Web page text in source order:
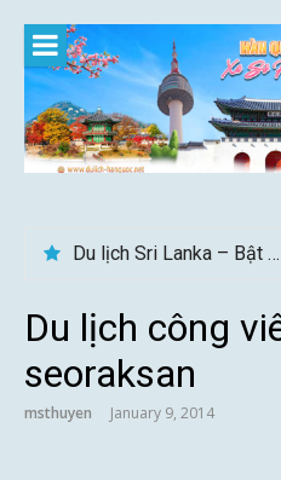
content
Du lịch Sri Lanka – Bật mí nên đi mùa nào đẹp
Du lịch công
seoraksan
msthuyen January 9, 2014